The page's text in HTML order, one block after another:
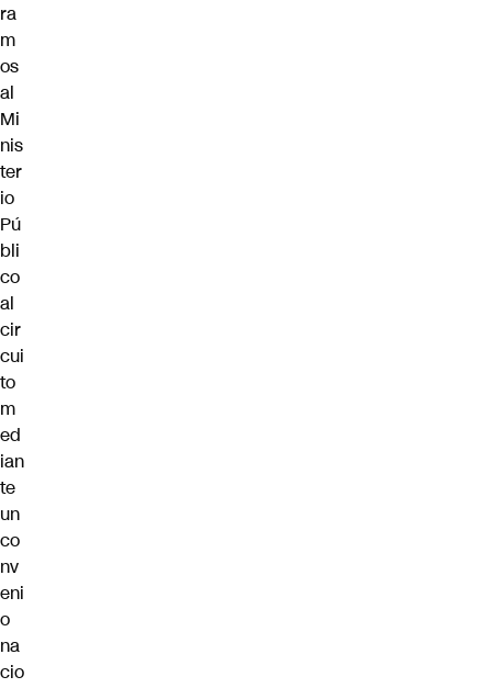
ra
m
os
al
Mi
nis
ter
io
Pú
bli
co
al
cir
cui
to
m
ed
ian
te
un
co
nv
eni
o
na
cio